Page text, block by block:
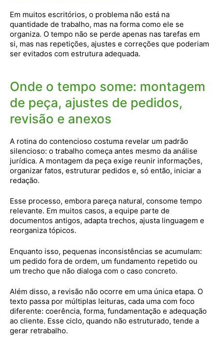
Em muitos escritórios, o problema não está na
quantidade de trabalho, mas na forma como ele se
organiza. O tempo não se perde apenas nas tarefas em
si, mas nas repetições, ajustes e correções que poderiam
ser evitados com estrutura adequada.
Onde o tempo some: montagem
de peça, ajustes de pedidos,
revisão e anexos
A rotina do contencioso costuma revelar um padrão
silencioso: o trabalho começa antes mesmo da análise
jurídica. A montagem da peça exige reunir informações,
organizar fatos, estruturar pedidos e, só então, iniciar a
redação.
Esse processo, embora pareça natural, consome tempo
relevante. Em muitos casos, a equipe parte de
documentos antigos, adapta trechos, ajusta linguagem e
reorganiza tópicos.
Enquanto isso, pequenas inconsistências se acumulam:
um pedido fora de ordem, um fundamento repetido ou
um trecho que não dialoga com o caso concreto.
Além disso, a revisão não ocorre em uma única etapa. O
texto passa por múltiplas leituras, cada uma com foco
diferente: coerência, forma, fundamentação e adequação
ao cliente. Esse ciclo, quando não estruturado, tende a
gerar retrabalho.